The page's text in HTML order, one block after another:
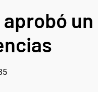
aprobó